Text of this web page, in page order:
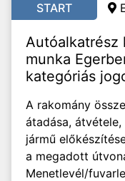
START
Autóalkatrész
munka
kategóriás
A rakomány
átadása,
jármű
a megadott
Menetlevél/